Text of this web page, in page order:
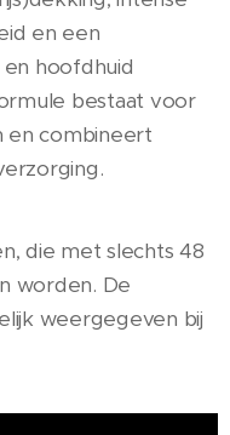
en een
hoofdhuid
bestaat voor
en combineert
die met slechts 48
worden. De
weergegeven bij